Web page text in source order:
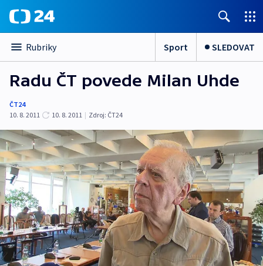
Rubriky Sport SLEDOVAT
Radu ČT povede Milan Uhde
ČT24
10. 8. 2011
10. 8. 2011 | Zdroj: ČT24